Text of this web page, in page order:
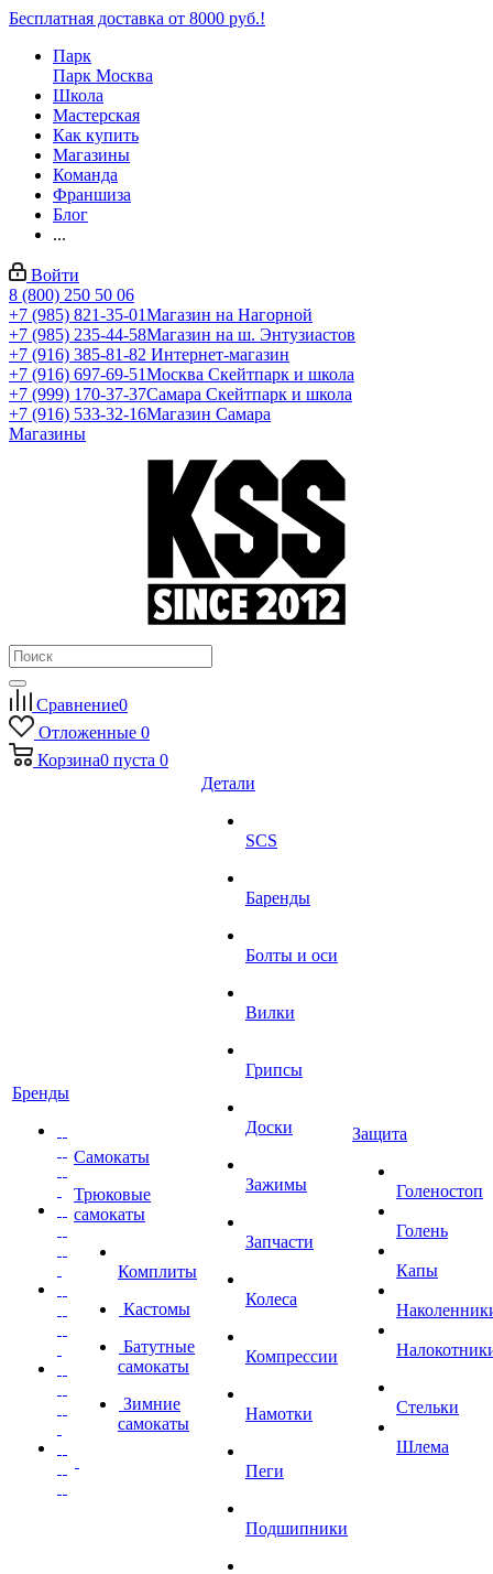
Бесплатная доставка от 8000 руб.!
Парк
Парк Москва
Школа
Мастерская
Как купить
Магазины
Команда
Франшиза
Блог
...
Войти
8 (800) 250 50 06
+7 (985) 821-35-01Магазин на Нагорной
+7 (985) 235-44-58Магазин на ш. Энтузиастов
+7 (916) 385-81-82 Интернет-магазин
+7 (916) 697-69-51Москва Скейтпарк и школа
+7 (999) 170-37-37Самара Скейтпарк и школа
+7 (916) 533-32-16Магазин Самара
Магазины
Сравнение0
Отложенные 0
Корзина0 пуста 0
Бренды
Самокаты
Трюковые
самокаты
Комплиты
Кастомы
Батутные
самокаты
Зимние
самокаты
Детали
SCS
Баренды
Болты и оси
Вилки
Грипсы
Доски
Зажимы
Запчасти
Колеса
Компрессии
Намотки
Пеги
Подшипники
Защита
Голеностоп
Голень
Капы
Стельки
Шлема